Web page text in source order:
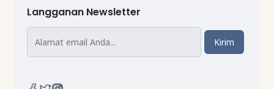
Langganan Newsletter
Kirim